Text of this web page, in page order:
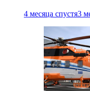
4 месяца спустя3